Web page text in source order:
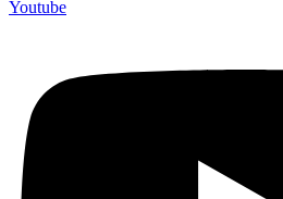
Youtube